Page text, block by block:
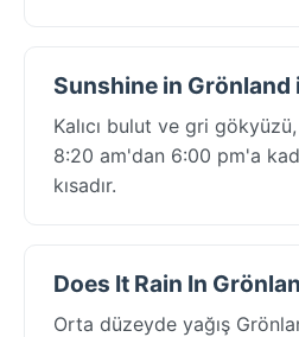
Sunshine in Grönland
Kalıcı bulut ve gri
8:20 am'dan 6:00 pm'a
kısadır.
Does It Rain In
Orta düzeyde yağış